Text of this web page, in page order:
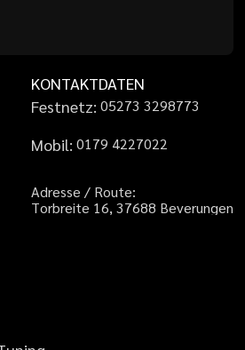
KONTAKTDATEN
Festnetz: 05273 3298773
Mobil: 01 79 4227022
Adresse / Route:
Torbreite 16, 37688 Beverungen